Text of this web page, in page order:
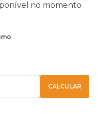
no momento